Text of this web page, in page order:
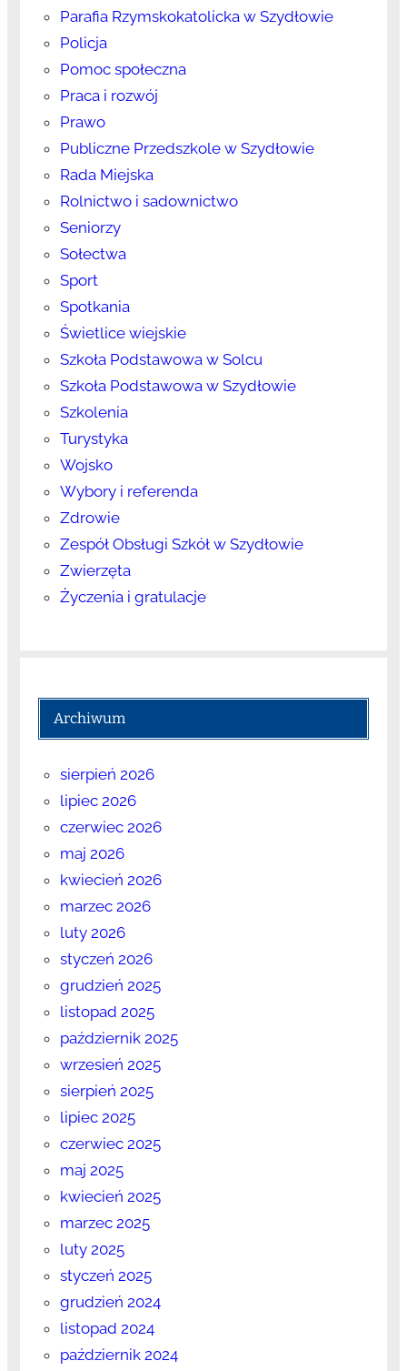
Parafia Rzymskokatolicka w Szydłowie
Policja
Pomoc społeczna
Praca i rozwój
Prawo
Publiczne Przedszkole w Szydłowie
Rada Miejska
Rolnictwo i sadownictwo
Seniorzy
Sołectwa
Sport
Spotkania
Świetlice wiejskie
Szkoła Podstawowa w Solcu
Szkoła Podstawowa w Szydłowie
Szkolenia
Turystyka
Wojsko
Wybory i referenda
Zdrowie
Zespół Obsługi Szkół w Szydłowie
Zwierzęta
Życzenia i gratulacje
Archiwum
sierpień 2026
lipiec 2026
czerwiec 2026
maj 2026
kwiecień 2026
marzec 2026
luty 2026
styczeń 2026
grudzień 2025
listopad 2025
październik 2025
wrzesień 2025
sierpień 2025
lipiec 2025
czerwiec 2025
maj 2025
kwiecień 2025
marzec 2025
luty 2025
styczeń 2025
grudzień 2024
listopad 2024
październik 2024